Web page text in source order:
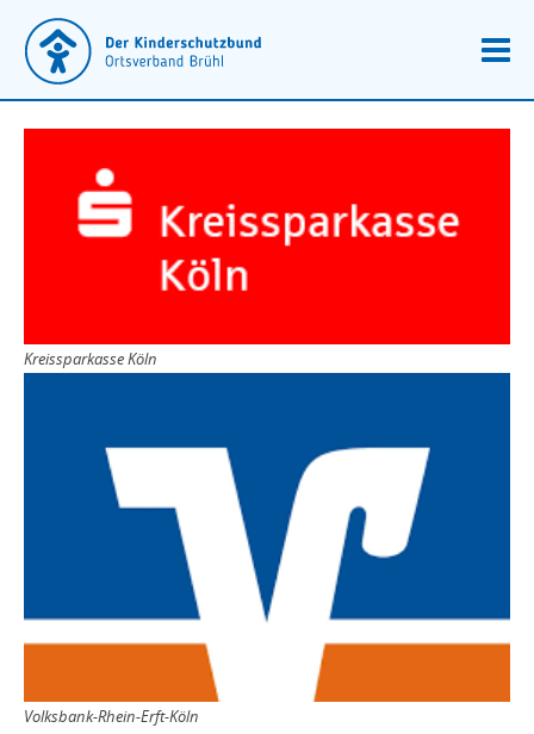
Kreissparkasse Köln
Volksbank-Rhein-Erft-Köln